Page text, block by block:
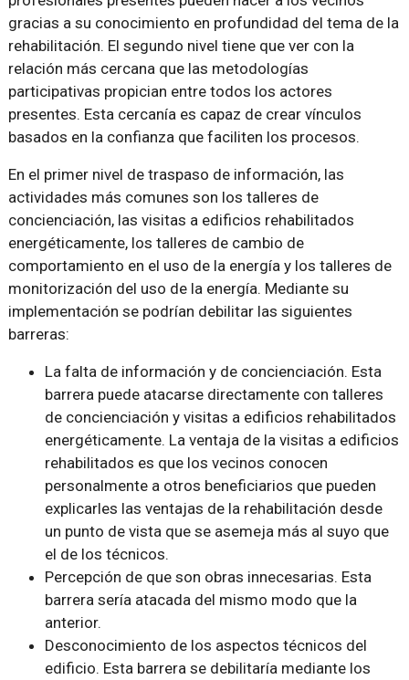
gracias a su conocimiento en profundidad del tema de la
rehabilitación. El segundo nivel tiene que ver con la
relación más cercana que las metodologías
participativas propician entre todos los actores
presentes. Esta cercanía es capaz de crear vínculos
basados en la confianza que faciliten los procesos.
En el primer nivel de traspaso de información, las
actividades más comunes son los talleres de
concienciación, las visitas a edificios rehabilitados
energéticamente, los talleres de cambio de
comportamiento en el uso de la energía y los talleres de
monitorización del uso de la energía. Mediante su
implementación se podrían debilitar las siguientes
barreras:
La falta de información y de concienciación. Esta
barrera puede atacarse directamente con talleres
de concienciación y visitas a edificios rehabilitados
energéticamente. La ventaja de la visitas a edificios
rehabilitados es que los vecinos conocen
personalmente a otros beneficiarios que pueden
explicarles las ventajas de la rehabilitación desde
un punto de vista que se asemeja más al suyo que
el de los técnicos.
Percepción de que son obras innecesarias. Esta
barrera sería atacada del mismo modo que la
anterior.
Desconocimiento de los aspectos técnicos del
edificio. Esta barrera se debilitaría mediante los